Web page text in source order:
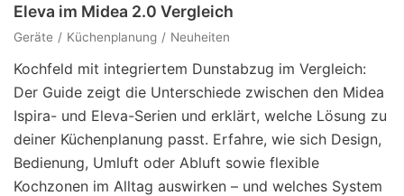
Eleva im Midea 2.0 Vergleich
Geräte Küchenplanung Neuheiten
Kochfeld mit integriertem Dunstabzug im Vergleich:
Der Guide zeigt die Unterschiede zwischen den Midea
Ispira- und Eleva-Serien und erklärt, welche Lösung zu
deiner Küchenplanung passt. Erfahre, wie sich Design,
Bedienung, Umluft oder Abluft sowie flexible
Kochzonen im Alltag auswirken – und welches System